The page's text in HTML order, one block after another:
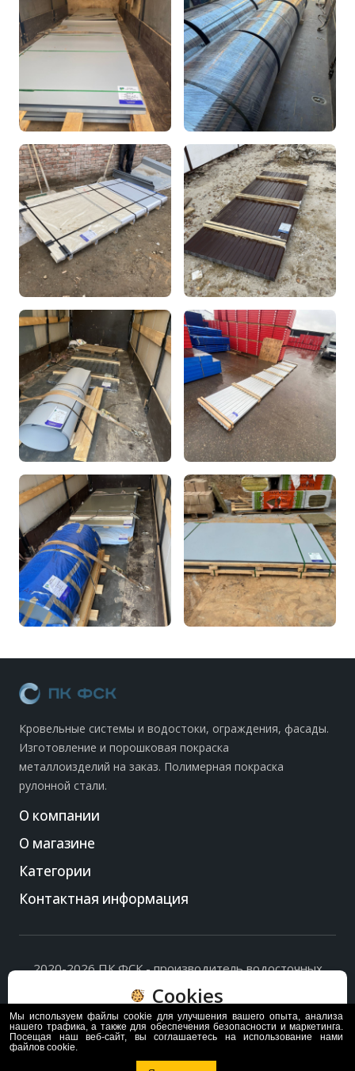
Кровельные системы и водостоки, ограждения, фасады.
Изготовление и порошковая покраска
металлоизделий на заказ. Полимерная покраска
рулонной стали.
О компании
О магазине
Категории
Контактная информация
2020-2026 ПК ФСК - производитель водосточных
Политика обработки персональных данных
на их обработку.
Cookies
Пользуясь сайтом, вы соглашаетесь с политикой
обработки и хранения данных Cookie
Мы используем файлы cookie для улучшения вашего опыта, анализа
нашего трафика, а также для обеспечения безопасности и маркетинга.
Посещая наш веб-сайт, вы соглашаетесь на использование нами
файлов cookie.